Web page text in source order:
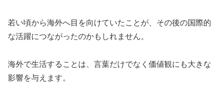
若い頃から海外へ目を向けていたことが、その後の国際的
な活躍につながったのかもしれません。
海外で生活することは、言葉だけでなく価値観にも大きな
影響を与えます。